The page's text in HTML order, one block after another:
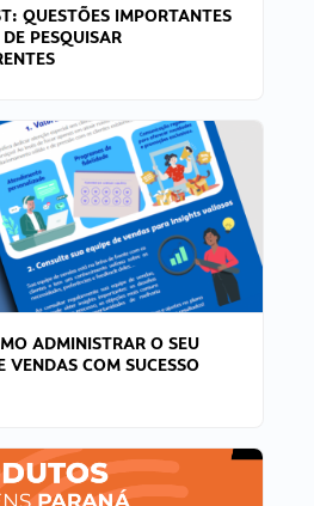
QUESTÕES IMPORTANTES
PESQUISAR
ADMINISTRAR O SEU
VENDAS COM SUCESSO